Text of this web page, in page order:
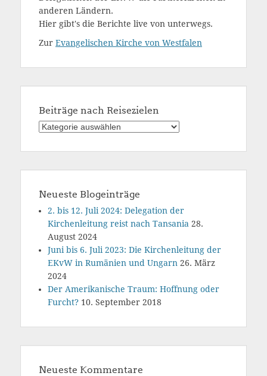
anderen Ländern.
Hier gibt's die Berichte live von unterwegs.
Zur Evangelischen Kirche von Westfalen
Beiträge nach Reisezielen
Beiträge
Reisezielen
Neueste Blogeinträge
2. bis 12. Juli 2024: Delegation der
Kirchenleitung reist nach Tansania 28.
August 2024
Juni bis 6. Juli 2023: Die Kirchenleitung der
EKvW in Rumänien und Ungarn 26. März
2024
Der Amerikanische Traum: Hoffnung oder
Furcht? 10. September 2018
Neueste Kommentare